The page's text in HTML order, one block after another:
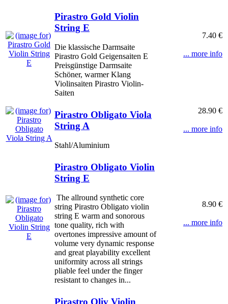
Pirastro Gold Violin
String E
Die klassische Darmsaite
Pirastro Gold Geigensaiten E
Preisgünstige Darmsaite
Schöner, warmer Klang
Violinsaiten Pirastro Violin-
Saiten
7.40 €
... more info
Pirastro Obligato Viola
String A
Stahl/Aluminium
28.90 €
... more info
Pirastro Obligato Violin
String E
The allround synthetic core
string Pirastro Obligato violin
string E warm and sonorous
tone quality, rich with
overtones impressive amount of
volume very dynamic response
and great playability excellent
uniformity across all strings
pliable feel under the finger
resistant to changes in...
8.90 €
... more info
Pirastro Oliv Violin